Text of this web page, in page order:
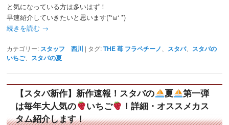
と気になっている方は多いはず！
早速紹介していきたいと思います(*‘ω‘ *)
続きを読む →
カテゴリー: スタッフ 西川 | タグ: THE 苺 フラペチーノ スタバ、 スタバの
いちご、 スタバの夏
【スタバ新作】新作速報！スタバの 夏
第一弾
は毎年大人気の
いちご
！詳細・オススメカス
タム紹介します！